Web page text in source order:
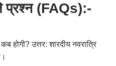
प्रश्न (FAQs):-
होगी?उत्तर: शारदीय नवरात्रि